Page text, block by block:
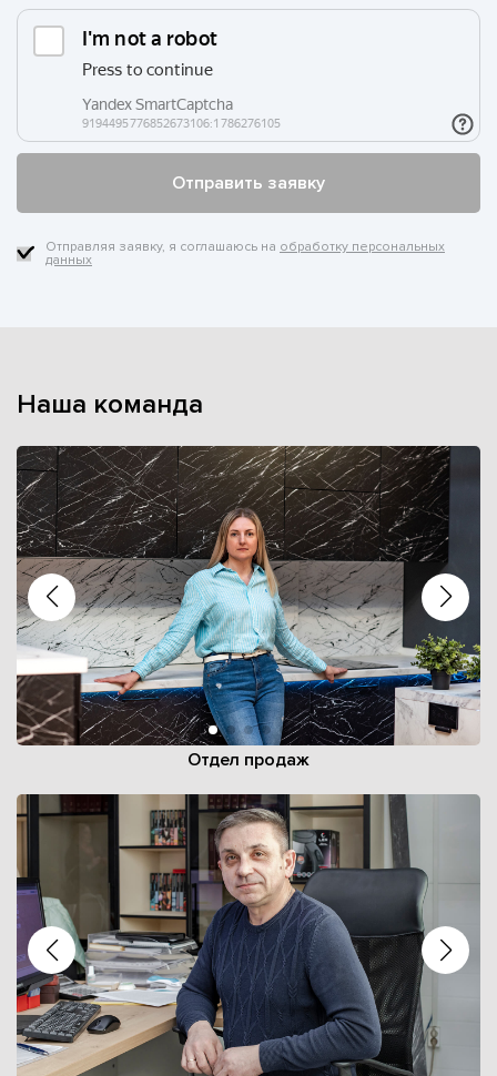
Отправляя заявку, я соглашаюсь на обработку персональных
данных
Наша команда
Отдел продаж